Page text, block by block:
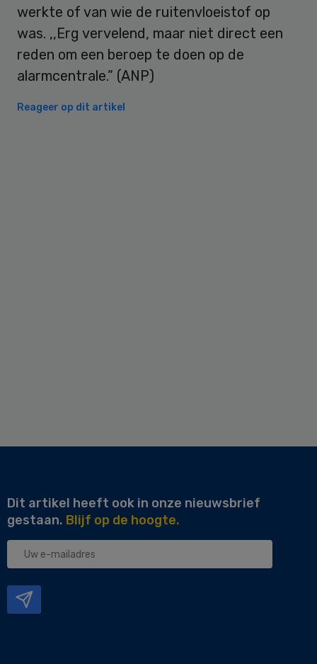
werkte of van wie de ruitenvloeistof op
was. ,,Erg vervelend, maar niet direct een
reden om een beroep te doen op de
alarmcentrale.” (ANP)
Reageer op dit artikel
Dit artikel heeft ook in onze nieuwsbrief
gestaan. Blijf op de hoogte.
Uw